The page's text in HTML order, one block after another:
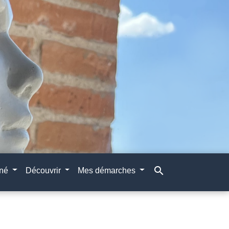
Découvrir Mes démarches search